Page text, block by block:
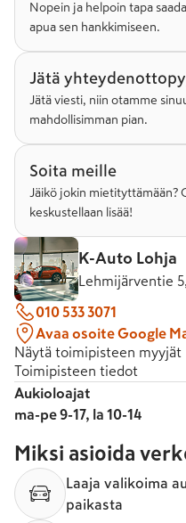
Nopein ja helpoin tapa
apua sen hankkimiseen.
Jätä
Jätä viesti, niin otamme
mahdollisimman pian.
Soita meille
Jäikö jokin mietityttämään?
keskustellaan lisää!
K-Auto Lohja
Lehmijärventie
010 533 3071
Avaa osoite Google
Näytä toimipisteen myyjät
Toimipisteen tiedot
Aukioloajat
ma-pe 9-17, la 10-14
Miksi asioida
Laaja valikoima
paikasta